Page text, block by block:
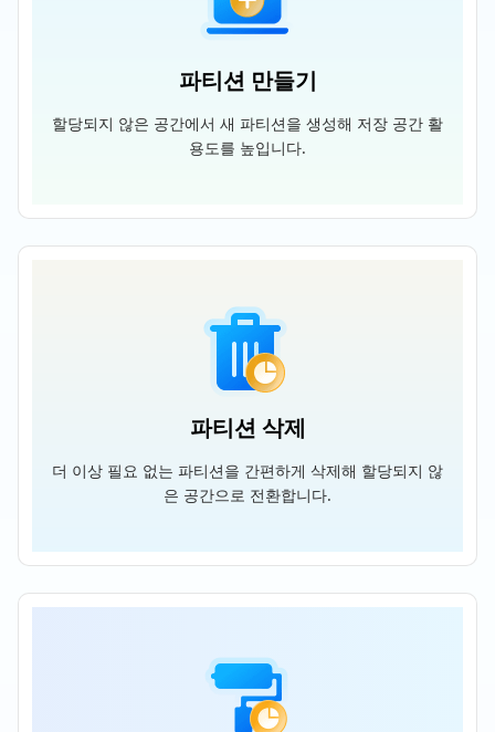
파티션 만들기
할당되지 않은 공간에서 새 파티션을 생성해 저장 공간 활
용도를 높입니다.
파티션 삭제
더 이상 필요 없는 파티션을 간편하게 삭제해 할당되지 않
은 공간으로 전환합니다.